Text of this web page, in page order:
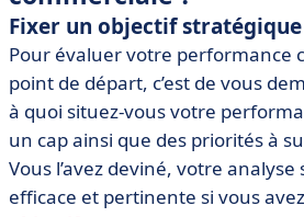
Fixer un objectif stratégique
Pour évaluer votre performance
point de départ, c’est de vous
à quoi situez-vous votre
un cap ainsi que des priorités à
Vous l’avez deviné, votre analyse
efficace et pertinente si vous avez